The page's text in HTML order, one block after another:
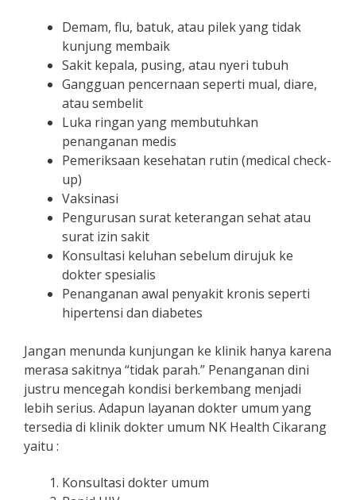
Demam, flu, batuk, atau pilek yang tidak
kunjung membaik
Sakit kepala, pusing, atau nyeri tubuh
Gangguan pencernaan seperti mual, diare,
atau sembelit
Luka ringan yang membutuhkan
penanganan medis
Pemeriksaan kesehatan rutin (medical check-
up)
Vaksinasi
Pengurusan surat keterangan sehat atau
surat izin sakit
Konsultasi keluhan sebelum dirujuk ke
dokter spesialis
Penanganan awal penyakit kronis seperti
hipertensi dan diabetes
Jangan menunda kunjungan ke klinik hanya karena
merasa sakitnya “tidak parah.” Penanganan dini
justru mencegah kondisi berkembang menjadi
lebih serius. Adapun layanan dokter umum yang
tersedia di klinik dokter umum NK Health Cikarang
yaitu :
Konsultasi dokter umum